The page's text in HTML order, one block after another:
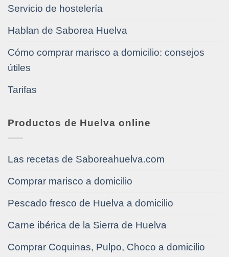
Servicio de hostelería
Hablan de Saborea Huelva
Cómo comprar marisco a domicilio: consejos
útiles
Tarifas
Productos de Huelva online
Las recetas de Saboreahuelva.com
Comprar marisco a domicilio
Pescado fresco de Huelva a domicilio
Carne ibérica de la Sierra de Huelva
Comprar Coquinas, Pulpo, Choco a domicilio